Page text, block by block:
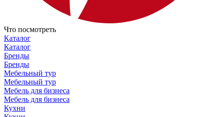
Что посмотреть
Каталог
Каталог
Бренды
Бренды
Мебельный тур
Мебельный тур
Мебель для бизнеса
Мебель для бизнеса
Кухни